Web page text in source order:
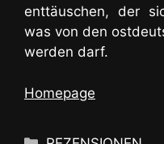
enttäuschen, der
was von den
werden darf.
Homepage
Kategorien